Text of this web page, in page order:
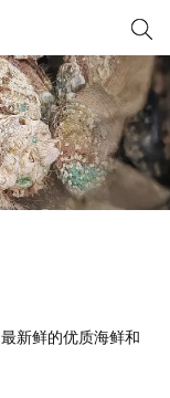
新鲜的优质海鲜和